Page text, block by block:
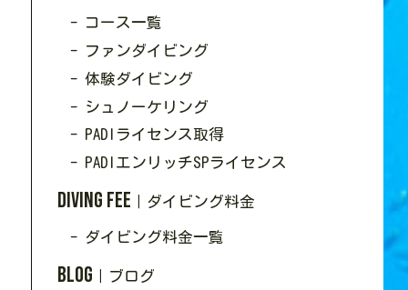
- コース一覧
- ファンダイビング
- 体験ダイビング
- シュノーケリング
- PADIライセンス取得
- PADIエンリッチSPライセンス
Diving Fee ｜ダイビング料金
- ダイビング料金一覧
Blog ｜ブログ